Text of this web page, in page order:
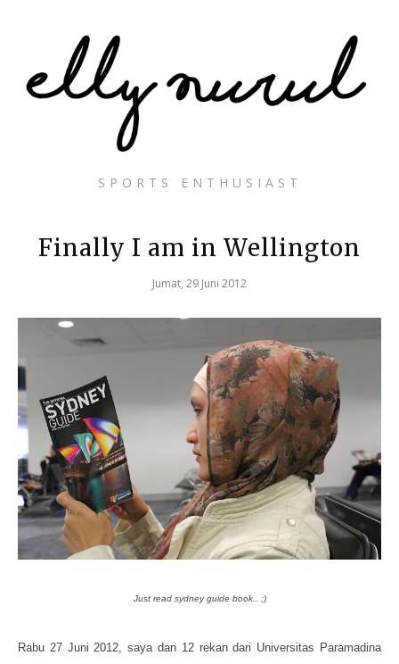
SPORTS ENTHUSIAST
Finally I am in Wellington
Jumat, 29 Juni 2012
Just read sydney guide book.. ;)
Rabu 27 Juni 2012, saya dan 12 rekan dari Universitas Paramadina